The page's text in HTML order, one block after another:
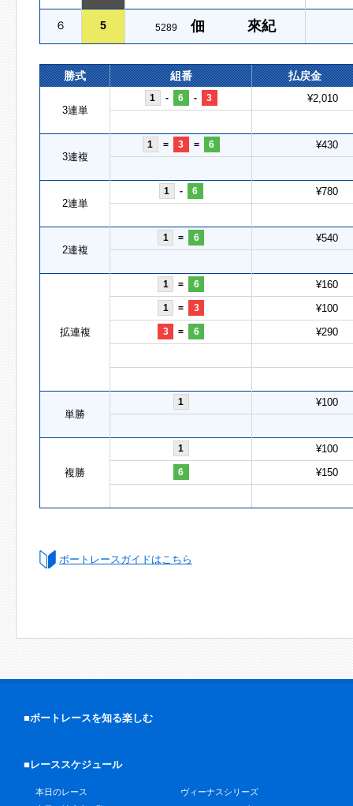
６ 5 5289 佃 來紀
勝式 組番 払戻金
3連単
1 - 6 - 3 ¥2,010
3連複
1 = 3 = 6 ¥430
2連単
1 - 6 ¥780
2連複
1 = 6 ¥540
拡連複
1 = 6 ¥160
1 = 3 ¥100
3 = 6 ¥290
単勝
1 ¥100
複勝
1 ¥100
6 ¥150
ボートレースガイドはこちら
■ボートレースを知る楽しむ
■レーススケジュール
本日のレース
ヴィーナスシリーズ